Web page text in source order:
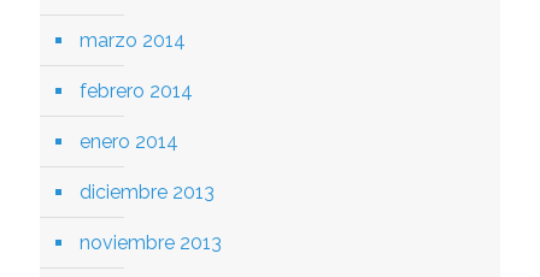
marzo 2014
febrero 2014
enero 2014
diciembre 2013
noviembre 2013